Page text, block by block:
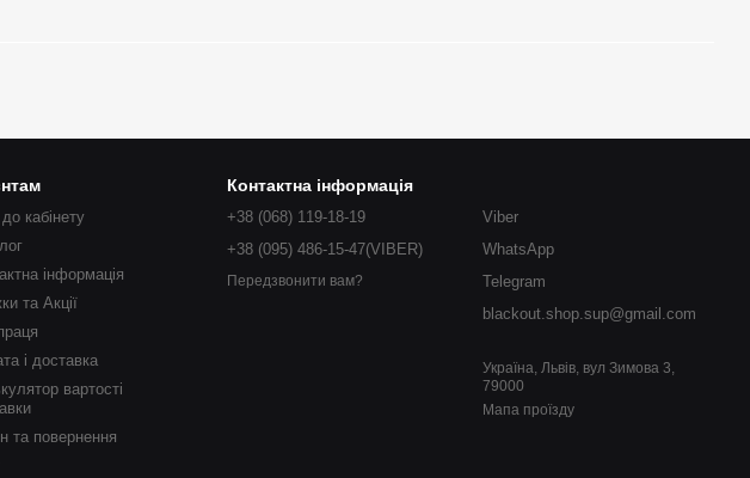
кабінету
інформація
та Акції
і доставка
вартості
та повернення
Контактна інформація
+38 (068) 119-18-19
+38 (095) 486-15-47(VIBER)
Передзвонити вам?
Viber
WhatsApp
Telegram
blackout.shop.sup@gmail.com
Україна, Львів, вул Зимова 3,
79000
Мапа проїзду